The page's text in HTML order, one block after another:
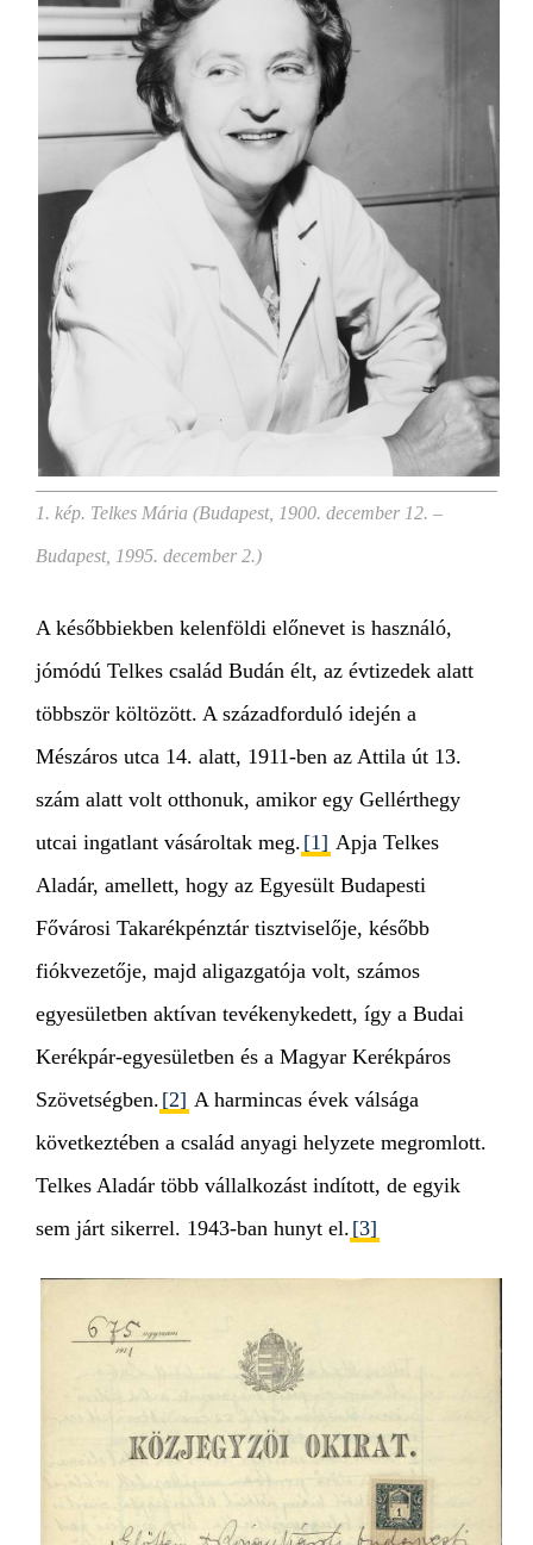
1. kép. Telkes Mária (Budapest, 1900. december 12. –
Budapest, 1995. december 2.)
A későbbiekben kelenföldi előnevet is használó,
jómódú Telkes család Budán élt, az évtizedek alatt
többször költözött. A századforduló idején a
Mészáros utca 14. alatt, 1911-ben az Attila út 13.
szám alatt volt otthonuk, amikor egy Gellérthegy
utcai ingatlant vásároltak meg. [1] Apja Telkes
Aladár, amellett, hogy az Egyesült Budapesti
Fővárosi Takarékpénztár tisztviselője, később
fiókvezetője, majd aligazgatója volt, számos
egyesületben aktívan tevékenykedett, így a Budai
Kerékpár-egyesületben és a Magyar Kerékpáros
Szövetségben. [2] A harmincas évek válsága
következtében a család anyagi helyzete megromlott.
Telkes Aladár több vállalkozást indított, de egyik
sem járt sikerrel. 1943-ban hunyt el. [3]